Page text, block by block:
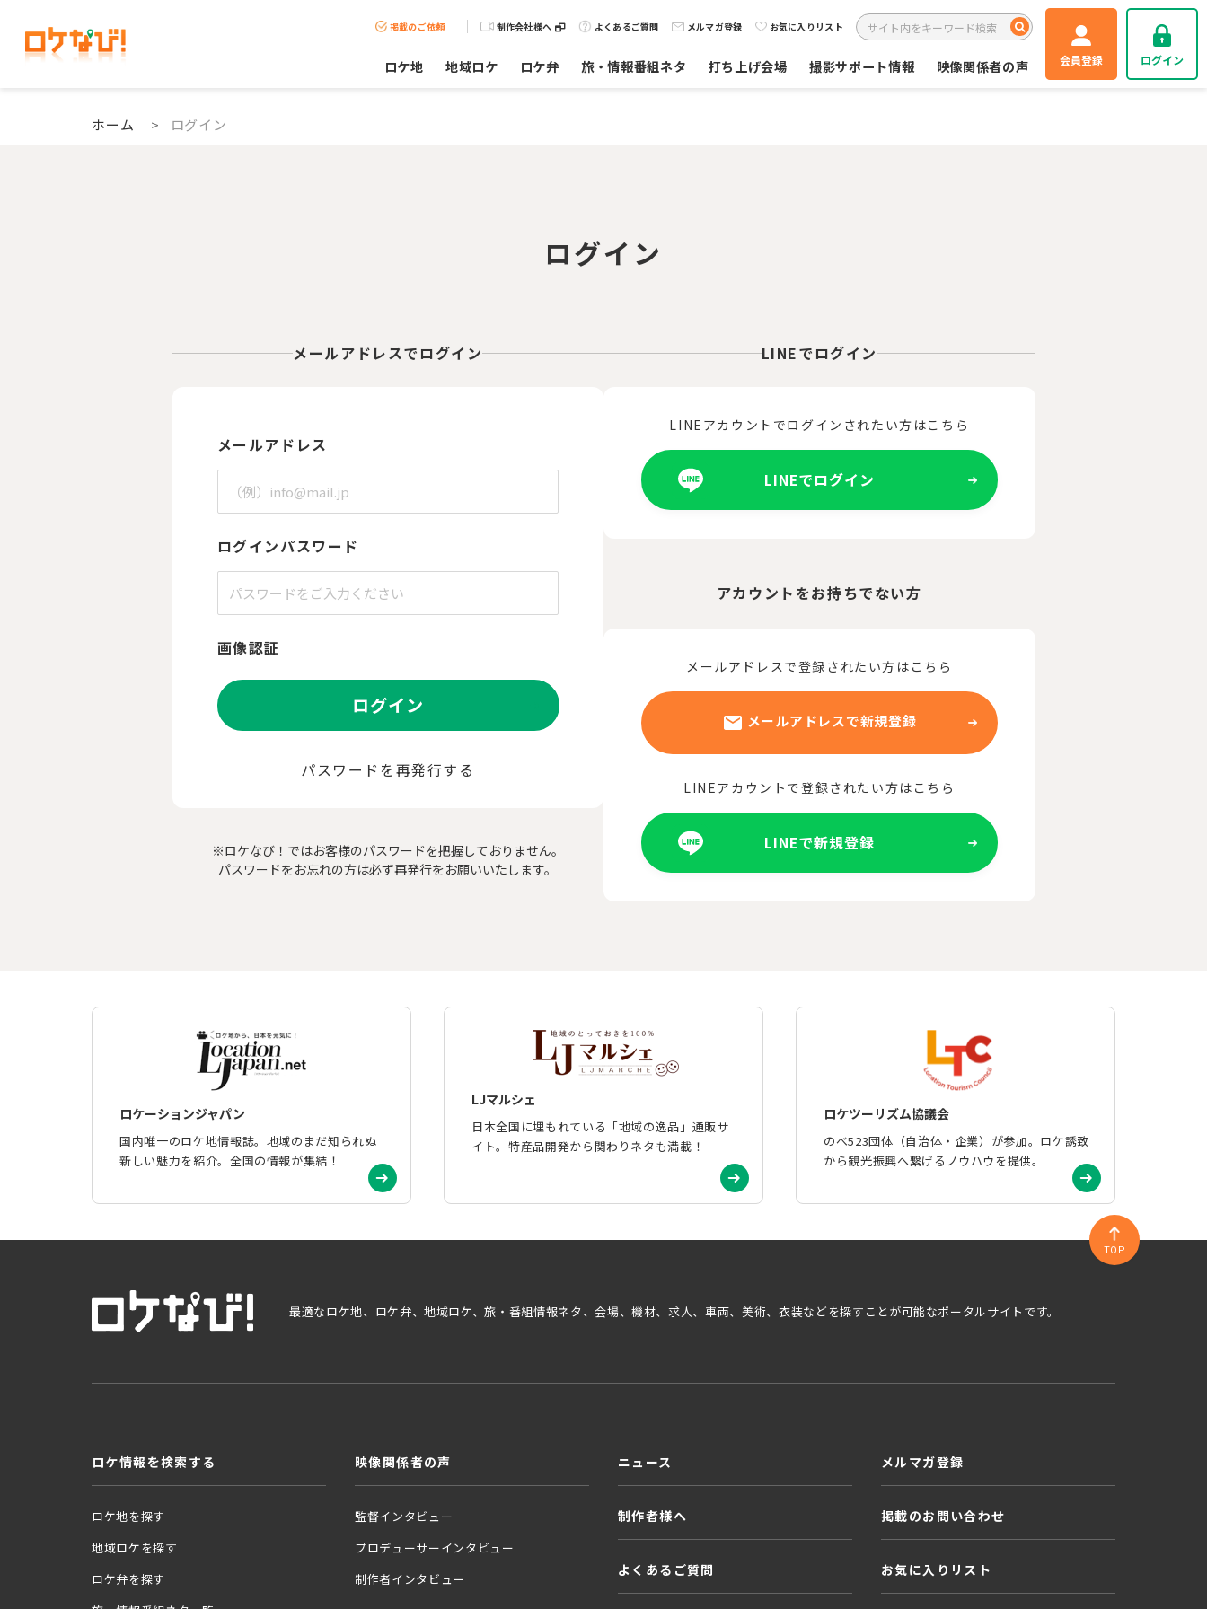
掲載のご依頼 制作会社様へ よくあるご質問 メルマガ登録 お気に入りリスト
ロケ地 地域ロケ ロケ弁 旅・情報番組ネタ 打ち上げ会場 撮影サポート情報 映像関係者の声 会員登録 ログイン
ホーム > ログイン
ログイン
メールアドレスでログイン
メールアドレス
ログインパスワード
画像認証
ログイン
パスワードを再発行する
※ロケなび！ではお客様のパスワードを把握しておりません。
パスワードをお忘れの方は必ず再発行をお願いいたします。
LINEでログイン
LINEアカウントでログインされたい方はこちら
LINEでログイン
アカウントをお持ちでない方
メールアドレスで登録されたい方はこちら
メールアドレスで新規登録
LINEアカウントで登録されたい方はこちら
LINEで新規登録
ロケーションジャパン
国内唯一のロケ地情報誌。地域のまだ知られぬ
新しい魅力を紹介。全国の情報が集結！
LJマルシェ
日本全国に埋もれている「地域の逸品」通販サ
イト。特産品開発から関わりネタも満載！
ロケツーリズム協議会
のべ523団体（自治体・企業）が参加。ロケ誘致
から観光振興へ繋げるノウハウを提供。
TOP
最適なロケ地、ロケ弁、地域ロケ、旅・番組情報ネタ、会場、機材、求人、車両、美術、衣装などを探すことが可能なポータルサイトです。
ロケ情報を検索する
ロケ地を探す
地域ロケを探す
ロケ弁を探す
映像関係者の声
監督インタビュー
プロデューサーインタビュー
制作者インタビュー
ニュース
制作者様へ
よくあるご質問
メルマガ登録
掲載のお問い合わせ
お気に入りリスト